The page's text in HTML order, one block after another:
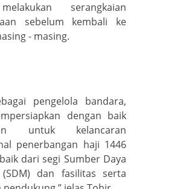
serangkaian
sebelum kembali ke
- masing.
pengelola bandara,
dengan baik
untuk kelancaran
penerbangan haji 1446
dari segi Sumber Daya
dan fasilitas serta